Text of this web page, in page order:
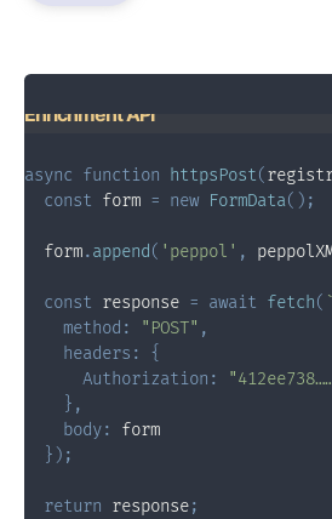
Enrichment API
async function httpsPost(
const form = new FormData( ) ;
  form
.append( 'peppol' ,
const response = await fetch( `
method : "POST" ,
headers :
{
Authorization :
} ,
body:
form
} ) ;
return response;